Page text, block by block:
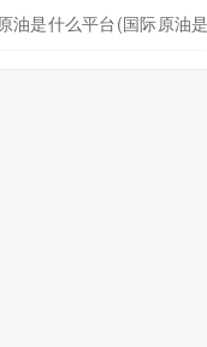
油是什么平台(国际原油